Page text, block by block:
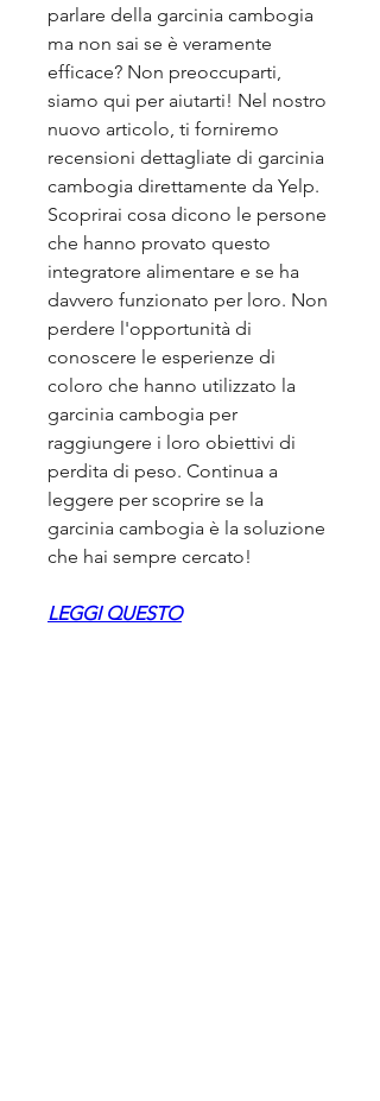
parlare della garcinia cambogia
ma non sai se è veramente
efficace? Non preoccuparti,
siamo qui per aiutarti! Nel nostro
nuovo articolo, ti forniremo
recensioni dettagliate di garcinia
cambogia direttamente da Yelp.
Scoprirai cosa dicono le persone
che hanno provato questo
integratore alimentare e se ha
davvero funzionato per loro. Non
perdere l'opportunità di
conoscere le esperienze di
coloro che hanno utilizzato la
garcinia cambogia per
raggiungere i loro obiettivi di
perdita di peso. Continua a
leggere per scoprire se la
garcinia cambogia è la soluzione
che hai sempre cercato!
LEGGI QUESTO